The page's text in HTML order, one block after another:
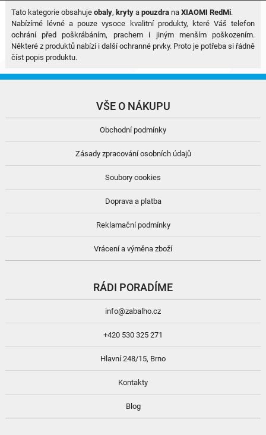
Tato kategorie obsahuje obaly, krytya pouzdrana XIAOMI RedMi.
Nabízímé lévné a pouze vysoce kvalitní produkty, které Váš telefon
ochrání před poškrábáním, prachem i jiným menším poškozením.
Některé z produktů nabízí i další ochranné prvky. Proto je potřeba si řádně
číst popis produktu.
VŠE O NÁKUPU
Obchodní podmínky
Zásady zpracování osobních údajů
Soubory cookies
Doprava a platba
Reklamační podmínky
Vrácení a výměna zboží
RÁDI PORADÍME
info@zabalho.cz
+420 530 325 271
Hlavní 248/15, Brno
Kontakty
Blog